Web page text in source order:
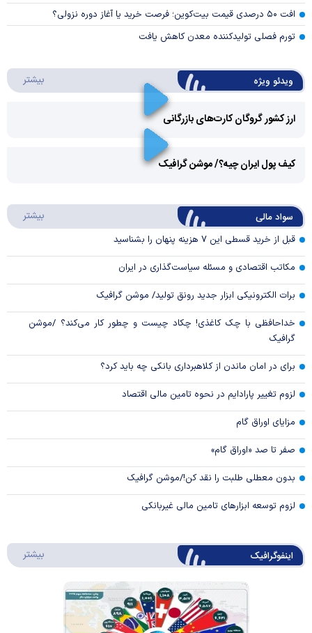
افت ۵۰ درصدی قیمت بیت‌کوین؛ فرصت خرید یا آغاز دوره نزولی؟
تورم فصلی تولیدکننده معدن کاهش یافت
ویدئو ویژه بیشتر
ارز کشور گروگان کارت‌های بازرگانی
Video
کیف پول ایران چیه؟/ موشن گرافیک
سواد مالی بیشتر
قبل از خرید قسطی این ۷ هزینه پنهان را بشناسید
مکاتب اقتصادی و مسئله سیاست‌گذاری در ایران
برات الکترونیکی ابزار جدید رونق تولید/ موشن گرافیک
خداحافظی با چک کاغذی! چکاد چیست و چطور کار می‌کند؟ /موشن
گرافیک
برای در امان ماندن از کلاهبرداری بانکی چه باید کرد؟
لزوم تغییر پارادایم در نحوه تامین مالی اقتصاد
مزایای اوراق گام
صفر تا صد «اوراق گام»
بدون معطلی طلبت را نقد کن!/موشن گرافیک
لزوم توسعه ابزارهای تامین مالی غیربانکی
اینفوگرافیک بیشتر